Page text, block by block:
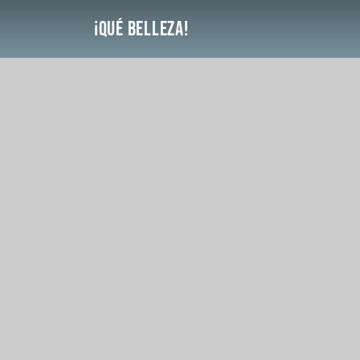
contenido
¡Qué Belleza!